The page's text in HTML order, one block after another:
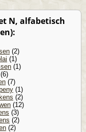
N, alfabetisch
(2)
(1)
(1)
(6)
(7)
(1)
(2)
(12)
(3)
(2)
(2)